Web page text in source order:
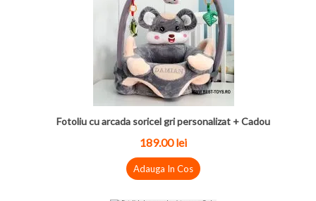
Fotoliu cu arcada soricel gri personalizat + Cadou
189.00 lei
Adauga In Cos